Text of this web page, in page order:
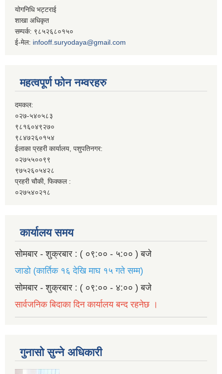
योगनिधि भट्टराई
शाखा अधिकृत
सम्पर्क: ९८५२६८०१५०
ई-मेल: infooff.suryodaya@gmail.com
महत्वपूर्ण फोन नम्वरहरु
दमकल:
०२७-५४०५८३
९८१६०४९२७०
९८४७२६०१५४
ईलाका प्रहरी कार्यालय, पशुपतिनगर:
०२७५५००९९
९७५२६०५४२८
प्रहरी चौकी, फिक्कल :
०२७५४०२१८
कार्यालय समय
सोमबार - शुक्रबार : ( ०९:०० - ५:०० ) बजे
जाडो (कार्तिक १६ देखि माघ १५ गते सम्म)
सोमबार - शुक्रबार : ( ०९:०० - ४:०० ) बजे
सार्वजनिक बिदाका दिन कार्यालय बन्द रहनेछ ।
गुनासो सुन्ने अधिकारी